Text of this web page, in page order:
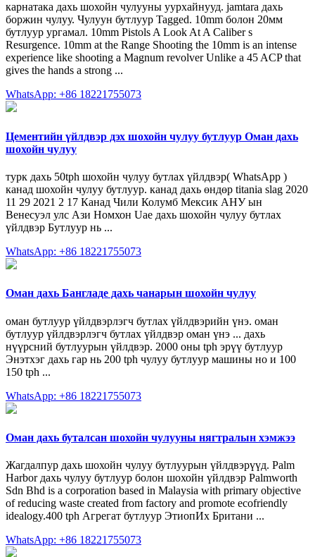
карнатака дахь шохойн чулууны уурхайнууд. jamtara дахь
боржин чулуу. Чулуун бутлуур Tagged. 10mm болон 20мм
бутлуур ургамал. 10mm Pistols A Look At A Caliber s
Resurgence. 10mm at the Range Shooting the 10mm is an intense
experience like shooting a Magnum revolver Unlike a 45 ACP that
gives the hands a strong ...
WhatsApp: +86 18221755073
Цементийн үйлдвэр дэх шохойн чулуу бутлуур Оман дахь
шохойн чулуу
турк дахь 50tph шохойн чулуу бутлах үйлдвэр( WhatsApp )
канад шохойн чулуу бутлуур. канад дахь өндөр titania slag 2020
11 29 2021 2 17 Канад Чили Колумб Мексик АНУ ын
Венесуэл улс Ази Номхон Uae дахь шохойн чулуу бутлах
үйлдвэр Бутлуур нь ...
WhatsApp: +86 18221755073
Оман дахь Бангладе дахь чанарын шохойн чулуу
оман бутлуур үйлдвэрлэгч бутлах үйлдвэрийн үнэ. оман
бутлуур үйлдвэрлэгч бутлах үйлдвэр оман үнэ ... дахь
нүүрсний бутлуурын үйлдвэр. 2000 оны tph эрүү бутлуур
Энэтхэг дахь гар нь 200 tph чулуу бутлуур машины но и 100
150 tph ...
WhatsApp: +86 18221755073
Оман дахь буталсан шохойн чулууны нягтралын хэмжээ
Жагдалпур дахь шохойн чулуу бутлуурын үйлдвэрүүд. Palm
Harbor дахь чулуу бутлуур болон шохойн үйлдвэр Palmworth
Sdn Bhd is a corporation based in Malaysia with primary objective
of reducing waste created from factory and promote ecofriendly
idealogy.400 tph Агрегат бутлуур ЭтиопИх Британи ...
WhatsApp: +86 18221755073